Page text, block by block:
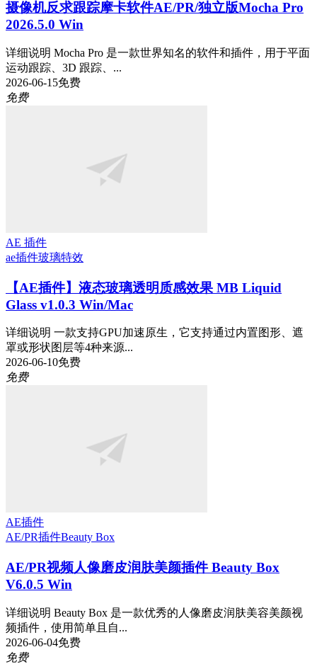
摄像机反求跟踪摩卡软件AE/PR/独立版Mocha Pro
2026.5.0 Win
详细说明 Mocha Pro 是一款世界知名的软件和插件，用于平面
运动跟踪、3D 跟踪、...
2026-06-15免费
免费
AE 插件
ae插件玻璃特效
【AE插件】液态玻璃透明质感效果 MB Liquid
Glass v1.0.3 Win/Mac
详细说明 一款支持GPU加速原生，它支持通过内置图形、遮
罩或形状图层等4种来源...
2026-06-10免费
免费
AE插件
AE/PR插件Beauty Box
AE/PR视频人像磨皮润肤美颜插件 Beauty Box
V6.0.5 Win
详细说明 Beauty Box 是一款优秀的人像磨皮润肤美容美颜视
频插件，使用简单且自...
2026-06-04免费
免费